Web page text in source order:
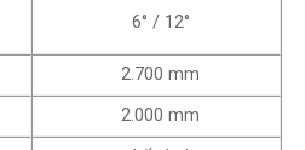
6° / 12°
2.700 mm
2.000 mm